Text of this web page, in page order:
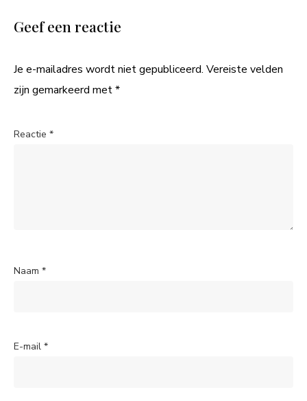
Geef een reactie
Je e-mailadres wordt niet gepubliceerd. Vereiste velden
zijn gemarkeerd met*
Reactie *
Naam *
E-mail *